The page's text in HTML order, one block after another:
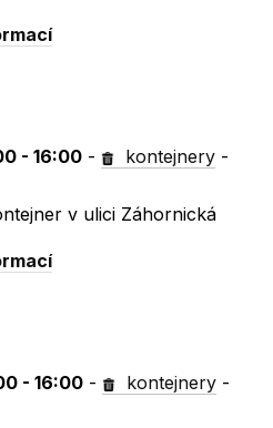
- 16:00 - kontejnery -
v ulici Záhornická
- 16:00 - kontejnery -